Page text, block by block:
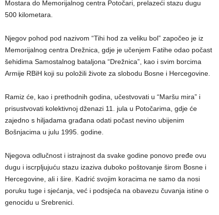
Mostara do Memorijalnog centra Potočari, prelazeći stazu dugu
500 kilometara.
Njegov pohod pod nazivom “Tihi hod za veliku bol” započeo je iz
Memorijalnog centra Drežnica, gdje je učenjem Fatihe odao počast
šehidima Samostalnog bataljona “Drežnica”, kao i svim borcima
Armije RBiH koji su položili živote za slobodu Bosne i Hercegovine.
Ramiz će, kao i prethodnih godina, učestvovati u “Maršu mira” i
prisustvovati kolektivnoj dženazi 11. jula u Potočarima, gdje će
zajedno s hiljadama građana odati počast nevino ubijenim
Bošnjacima u julu 1995. godine.
Njegova odlučnost i istrajnost da svake godine ponovo pređe ovu
dugu i iscrpljujuću stazu izaziva duboko poštovanje širom Bosne i
Hercegovine, ali i šire. Kadrić svojim koracima ne samo da nosi
poruku tuge i sjećanja, već i podsjeća na obavezu čuvanja istine o
genocidu u Srebrenici.